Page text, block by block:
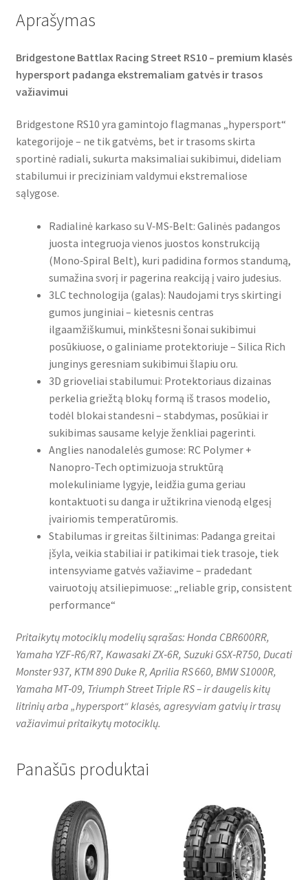
Aprašymas
Bridgestone Battlax Racing Street RS10 – premium klasės
hypersport padanga ekstremaliam gatvės ir trasos
važiavimui
Bridgestone RS10 yra gamintojo flagmanas „hypersport“
kategorijoje – ne tik gatvėms, bet ir trasoms skirta
sportinė radiali, sukurta maksimaliai sukibimui, dideliam
stabilumui ir preciziniam valdymui ekstremaliose
sąlygose.
Radialinė karkaso su V‑MS‑Belt: Galinės padangos
juosta integruoja vienos juostos konstrukciją
(Mono‑Spiral Belt), kuri padidina formos standumą,
sumažina svorį ir pagerina reakciją į vairo judesius.
3LC technologija (galas): Naudojami trys skirtingi
gumos junginiai – kietesnis centras
ilgaamžiškumui, minkštesni šonai sukibimui
posūkiuose, o galiniame protektoriuje – Silica Rich
junginys geresniam sukibimui šlapiu oru.
3D grioveliai stabilumui: Protektoriaus dizainas
perkelia griežtą blokų formą iš trasos modelio,
todėl blokai standesni – stabdymas, posūkiai ir
sukibimas sausame kelyje ženkliai pagerinti.
Anglies nanodalelės gumose: RC Polymer +
Nanopro‑Tech optimizuoja struktūrą
molekuliniame lygyje, leidžia guma geriau
kontaktuoti su danga ir užtikrina vienodą elgesį
įvairiomis temperatūromis.
Stabilumas ir greitas šiltinimas: Padanga greitai
įšyla, veikia stabiliai ir patikimai tiek trasoje, tiek
intensyviame gatvės važiavime – pradedant
vairuotojų atsiliepimuose: „reliable grip, consistent
performance“
Pritaikytų motociklų modelių sąrašas: Honda CBR600RR,
Yamaha YZF‑R6/R7, Kawasaki ZX‑6R, Suzuki GSX‑R750, Ducati
Monster 937, KTM 890 Duke R, Aprilia RS 660, BMW S1000R,
Yamaha MT‑09, Triumph Street Triple RS – ir daugelis kitų
litrinių arba „hypersport“ klasės, agresyviam gatvių ir trasų
važiavimui pritaikytų motociklų.
Panašūs produktai